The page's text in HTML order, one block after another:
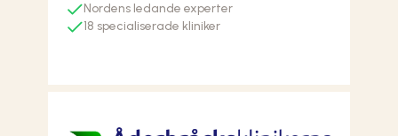
Nordens ledande experter
18